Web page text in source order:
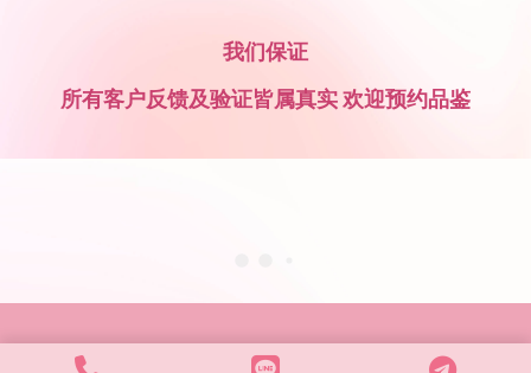
我们保证
所有客户反馈及验证皆属真实 欢迎预约品鉴